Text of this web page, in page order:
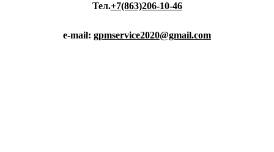
Тел.+7(863)206-10-46
e-mail: gpmservice2020@gmail.com